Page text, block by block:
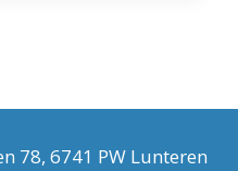
78, 6741 PW Lunteren